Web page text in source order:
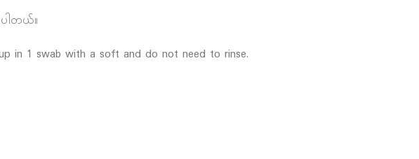
ါတယ်။
in 1 swab with a soft and do not need to rinse.